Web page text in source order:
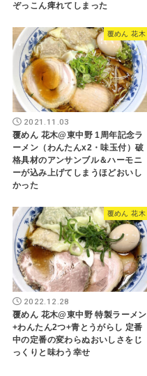
ぞっこん痺れてしまった
覆めん 花木
2021.11.03
覆めん 花木@東中野 1周年記念ラ
ーメン（わんたんx2・味玉付）破
格具材のアンサンブル＆ハーモニ
ーが込み上げてしまうほどおいし
かった
覆めん 花木
2022.12.28
覆めん 花木@東中野 特製ラーメン
+わんたん2つ+青とうがらし 定番
中の定番の変わらぬおいしさをじ
っくりと味わう幸せ